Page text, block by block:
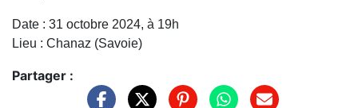
Date : 31 octobre 2024, à 19h
Lieu : Chanaz (Savoie)
Partager :